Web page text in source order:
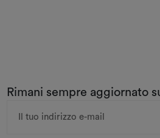
Rimani sempre aggiornato